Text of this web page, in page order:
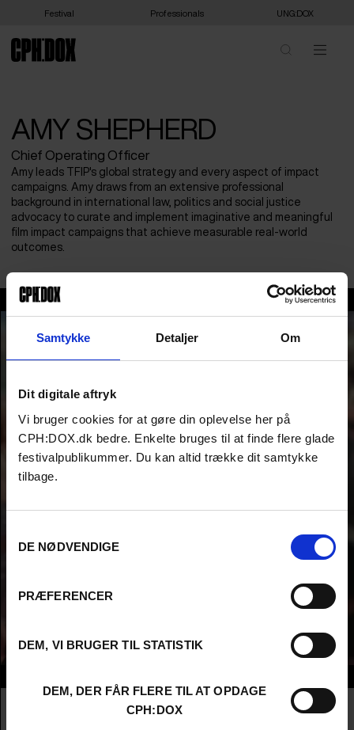
Samtykke Detaljer Om
Dit digitale aftryk
Vi bruger cookies for at gøre din oplevelse her på
CPH:DOX.dk bedre. Enkelte bruges til at finde flere glade
festivalpublikummer. Du kan altid trække dit samtykke
tilbage.
DE NØDVENDIGE
PRÆFERENCER
DEM, VI BRUGER TIL STATISTIK
DEM, DER FÅR FLERE TIL AT OPDAGE
CPH:DOX
Festival Professionals UNG:DOX
AMY SHEPHERD
Chief Operating Officer
Amy leads TFIP's global strategy and every aspect of impact
campaigns. Amy draws from an extensive professional
background in international law, politics and social justice
advocacy to curate and implement imaginative and meaningful
film impact campaigns that achieve measurable real-world
outcomes.
Amy Shepherd